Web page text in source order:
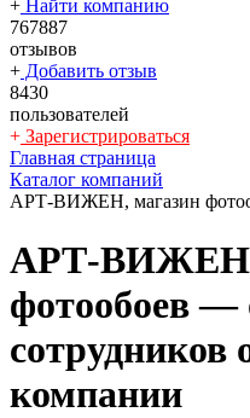
+ Найти компанию
767887
отзывов
+ Добавить отзыв
8430
пользователей
+ Зарегистрироваться
Главная страница
Каталог компаний
АРТ-ВИЖЕН, магазин
АРТ-ВИЖЕН,
фотообоев—
сотрудников
компании